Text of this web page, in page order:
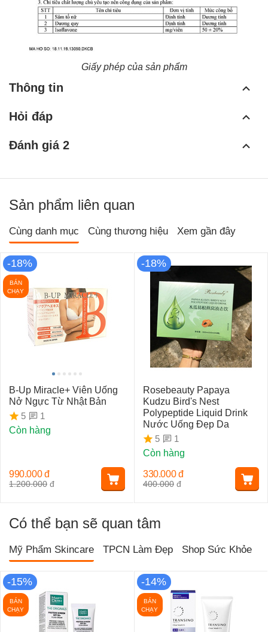
Giấy phép của sản phẩm
Thông tin
Hỏi đáp
Đánh giá 2
Sản phẩm liên quan
Cùng danh mục Cùng thương hiệu Xem gần đây
-18%
BÁN
CHẠY
B-Up Miracle+ Viên Uống
Nở Ngực Từ Nhật Bản
5
1
Còn hàng
1.200.000 đ
990.000 đ
-18%
Rosebeauty Papaya
Kudzu Bird's Nest
Polypeptide Liquid Drink
Nước Uống Đẹp Da
5
1
Còn hàng
400.000 đ
330.000 đ
Có thể bạn sẽ quan tâm
Mỹ Phẩm Skincare TPCN Làm Đẹp Shop Sức Khỏe
-15%
BÁN
CHẠY
-14%
BÁN
CHẠY